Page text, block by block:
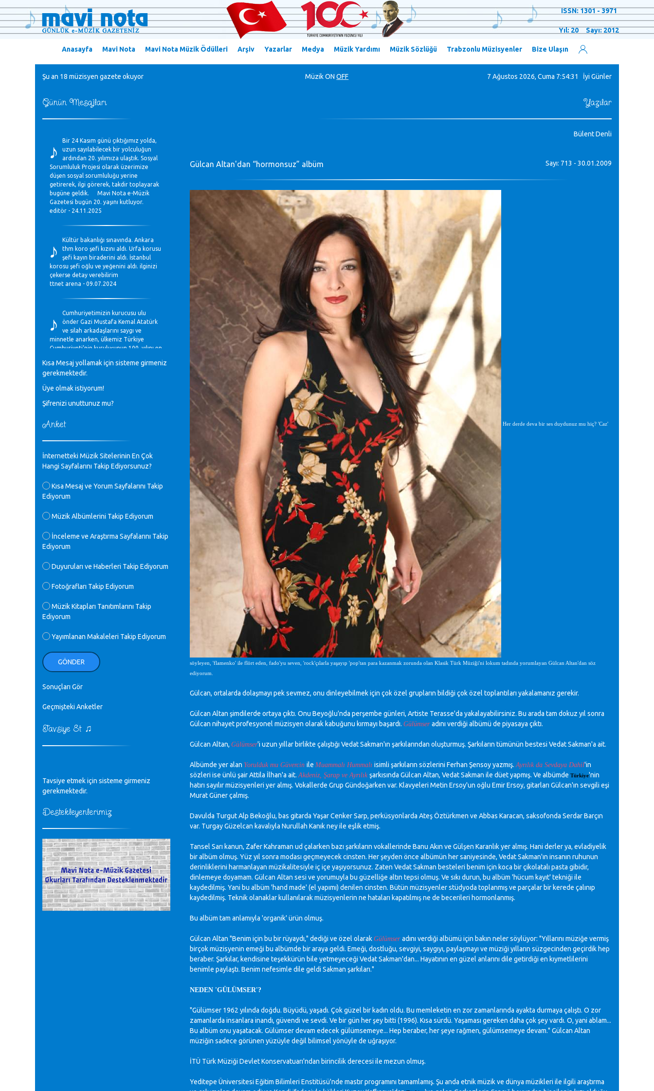
ISSN: 1301 - 3971
Yıl: 20 Sayı: 2012
Anasayfa Mavi Nota Mavi Nota Müzik Ödülleri Arşiv Yazarlar Medya Müzik Yardımı Müzik Sözlüğü Trabzonlu Müzisyenler Bize Ulaşın
Şu an 18 müzisyen gazete okuyor MüzikON OFF 7 Ağustos 2026, Cuma 7:54:32 İyi Günler
Günün Mesajları
♪
Bir 24 Kasım günü çıktığımız yolda,
uzun sayılabilecek bir yolculuğun
ardından 20. yılımıza ulaştık. Sosyal
Sorumluluk Projesi olarak üzerimize
düşen sosyal sorumluluğu yerine
getirerek, ilgi görerek, takdir toplayarak
bugüne geldik. Mavi Nota e-Müzik
Gazetesi bugün 20. yaşını kutluyor.
editör - 24.11.2025
♪
Kültür bakanlığı sınavında. Ankara
thm koro şefi kızını aldı. Urfa korusu
şefi kayın biraderini aldı. İstanbul
korosu şefi oğlu ve yeğenini aldı. ilginizi
çekerse detay verebilirim
ttnet arena - 09.07.2024
♪
Cumhuriyetimizin kurucusu ulu
önder Gazi Mustafa Kemal Atatürk
ve silah arkadaşlarını saygı ve
minnetle anarken, ülkemiz Türkiye
Cumhuriyeti’nin kuruluşunun 100. yılını en
Mavi Nota - 28.10.2023
♪
Müzik Bölümlerinin Eğitim
Gülşah Sargın Kaptaş - 28.10.2023
♪
Mavi Nota - 07.02.2023
♪
30 yıl sonra karşılaşmak çok güzel
Kurtuluş, teveccüh etmişsin çok
verirsen sevinirim, selamlar, sevgiler.
♪
yıllarımda özel radyo yayıncılığı
ödülüne layık görülmüştüm evde yıllar
arayayım dediğimde ikinci büyük şoku
yaşadım 1994 de verdiği ödülü değerli
hocam arşivinde fotoğraf larımız ile
emek emeği geçen herkese en derin
ellerinden benim için öpün.
Kurtuluş Çelebi - 07.01.2023
♪
Mavi Nota - 24.11.2022
♪
Biliyorum Cüneyt bey, yazımda da
♪
sayın müfit bey bilgilerinizi kontrol
edi 6440 sayılı cso kurulrş kanununda
Kısa Mesaj yollamak için sisteme girmeniz
gerekmektedir.
Üye olmak istiyorum!
Şifrenizi unuttunuz mu?
Anket
İnternetteki Müzik Sitelerinin En Çok
Hangi Sayfalarını Takip Ediyorsunuz?
Kısa Mesaj ve Yorum Sayfalarını Takip
Ediyorum
Müzik Albümlerini Takip Ediyorum
İnceleme ve Araştırma Sayfalarını Takip
Ediyorum
Duyuruları ve Haberleri Takip Ediyorum
Fotoğrafları Takip Ediyorum
Müzik Kitapları Tanıtımlarını Takip
Ediyorum
Yayımlanan Makaleleri Takip Ediyorum
GÖNDER
Sonuçları Gör
Geçmişteki Anketler
Tavsiye Et ♫
Tavsiye etmek için sisteme girmeniz
gerekmektedir.
Destekleyenlerimiz
Yazılar
Bülent Denli
Gülcan Altan'dan “hormonsuz” albüm Sayı: 713 - 30.01.2009
Her derde deva bir ses duydunuz mu hiç? 'Caz'
söyleyen, 'flamenko' ile flört eden, fado'yu seven, 'rock'çılarla yaşayıp 'pop'tan para kazanmak zorunda olan Klasik Türk Müziği'ni lokum tadında yorumlayan Gülcan Altan'dan söz
ediyorum.
Gülcan, ortalarda dolaşmayı pek sevmez, onu dinleyebilmek için çok özel grupların bildiği çok özel toplantıları yakalamanız gerekir.
Gülcan Altan şimdilerde ortaya çıktı. Onu Beyoğlu'nda perşembe günleri, Artiste Terasse'da yakalayabilirsiniz. Bu arada tam dokuz yıl sonra
Gülcan nihayet profesyonel müzisyen olarak kabuğunu kırmayı başardı. Gülümser adını verdiği albümü de piyasaya çıktı.
Gülcan Altan, Gülümser'i uzun yıllar birlikte çalıştığı Vedat Sakman'ın şarkılarından oluşturmuş. Şarkıların tümünün bestesi Vedat Sakman'a ait.
Albümde yer alan Yorulduk mu Güvercin ile Muammalı Hummalı isimli şarkıların sözlerini Ferhan Şensoy yazmış. Ayrılık da Sevdaya Dahil'in
sözleri ise ünlü şair Attila İlhan'a ait. Akdeniz, Şarap ve Ayrılık şarkısında Gülcan Altan, Vedat Sakman ile düet yapmış. Ve albümde Türkiye'nin
hatırı sayılır müzisyenleri yer almış. Vokallerde Grup Gündoğarken var. Klavyeleri Metin Ersoy'un oğlu Emir Ersoy, gitarları Gülcan'ın sevgili eşi
Murat Güner çalmış.
Davulda Turgut Alp Bekoğlu, bas gitarda Yaşar Cenker Sarp, perküsyonlarda Ateş Öztürkmen ve Abbas Karacan, saksofonda Serdar Barçın
var. Turgay Güzelcan kavalıyla Nurullah Kanık ney ile eşlik etmiş.
Tansel Sarı kanun, Zafer Kahraman ud çalarken bazı şarkıların vokallerinde Banu Akın ve Gülşen Karanlık yer almış. Hani derler ya, evladiyelik
bir albüm olmuş. Yüz yıl sonra modası geçmeyecek cinsten. Her şeyden önce albümün her saniyesinde, Vedat Sakman'ın insanın ruhunun
derinliklerini harmanlayan müzikalitesiyle iç içe yaşıyorsunuz. Zaten Vedat Sakman besteleri benim için koca bir çikolatalı pasta gibidir,
dinlemeye doyamam. Gülcan Altan sesi ve yorumuyla bu güzelliğe altın tepsi olmuş. Ve sıkı durun, bu albüm 'hücum kayıt' tekniği ile
kaydedilmiş. Yani bu albüm 'hand made' (el yapımı) denilen cinsten. Bütün müzisyenler stüdyoda toplanmış ve parçalar bir kerede çalınıp
kaydedilmiş. Teknik olanaklar kullanılarak müzisyenlerin ne hataları kapatılmış ne de becerileri hormonlanmış.
Bu albüm tam anlamıyla 'organik' ürün olmuş.
Gülcan Altan "Benim için bu bir rüyaydı," dediği ve özel olarak Gülümser adını verdiği albümü için bakın neler söylüyor: "Yıllarını müziğe vermiş
birçok müzisyenin emeği bu albümde bir araya geldi. Emeği, dostluğu, sevgiyi, saygıyı, paylaşmayı ve müziği yılların süzgecinden geçirdik hep
beraber. Şarkılar, kendisine teşekkürün bile yetmeyeceği Vedat Sakman'dan... Hayatının en güzel anlarını dile getirdiği en kıymetlilerini
benimle paylaştı. Benim nefesimle dile geldi Sakman şarkıları."
NEDEN 'GÜLÜMSER'?
"Gülümser 1962 yılında doğdu. Büyüdü, yaşadı. Çok güzel bir kadın oldu. Bu memleketin en zor zamanlarında ayakta durmaya çalıştı. O zor
zamanlarda insanlara inandı, güvendi ve sevdi. Ve bir gün her şey bitti (1996). Kısa sürdü. Yaşaması gereken daha çok şey vardı. O, yani ablam...
Bu albüm onu yaşatacak. Gülümser devam edecek gülümsemeye... Hep beraber, her şeye rağmen, gülümsemeye devam." Gülcan Altan
müziğin sadece görünen yüzüyle değil bilimsel yönüyle de uğraşıyor.
İTÜ Türk Müziği Devlet Konservatuarı'ndan birincilik derecesi ile mezun olmuş.
Yeditepe Üniversitesi Eğitim Bilimleri Enstitüsü'nde mastır programını tamamlamış. Şu anda etnik müzik ve dünya müzikleri ile ilgili araştırma